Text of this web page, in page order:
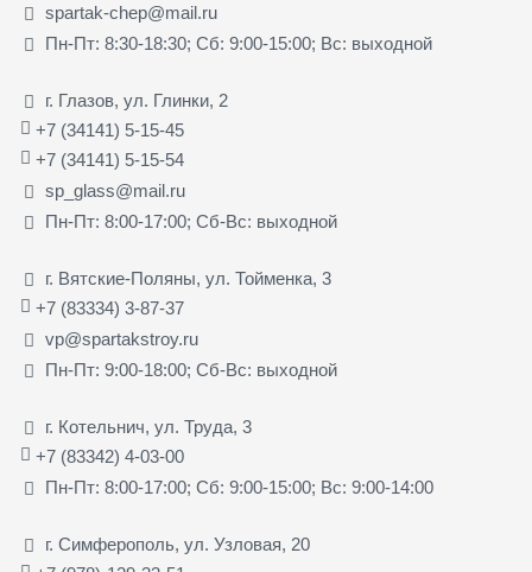
spartak-chep@mail.ru
Пн-Пт: 8:30-18:30; Сб: 9:00-15:00; Вс: выходной
г. Глазов, ул. Глинки, 2
+7 (34141) 5-15-45
+7 (34141) 5-15-54
sp_glass@mail.ru
Пн-Пт: 8:00-17:00; Сб-Вс: выходной
г. Вятские-Поляны, ул. Тойменка, 3
+7 (83334) 3-87-37
vp@spartakstroy.ru
Пн-Пт: 9:00-18:00; Сб-Вс: выходной
г. Котельнич, ул. Труда, 3
+7 (83342) 4-03-00
Пн-Пт: 8:00-17:00; Сб: 9:00-15:00; Вс: 9:00-14:00
г. Симферополь, ул. Узловая, 20